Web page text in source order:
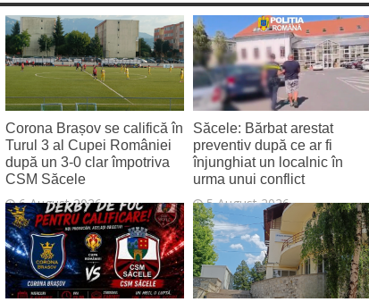
Corona Brașov se califică în
Turul 3 al Cupei României
după un 3-0 clar împotriva
CSM Săcele
6 August 2026
Săcele: Bărbat arestat
preventiv după ce ar fi
înjunghiat un localnic în
urma unui conflict
5 August 2026